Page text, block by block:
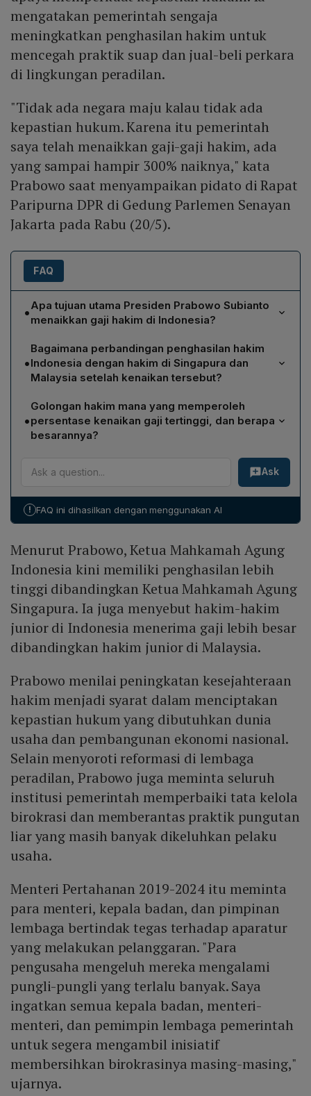
mengatakan pemerintah sengaja
meningkatkan penghasilan hakim untuk
mencegah praktik suap dan jual-beli perkara
di lingkungan peradilan.
"Tidak ada negara maju kalau tidak ada
kepastian hukum. Karena itu pemerintah
saya telah menaikkan gaji-gaji hakim, ada
yang sampai hampir 300% naiknya," kata
Prabowo saat menyampaikan pidato di Rapat
Paripurna DPR di Gedung Parlemen Senayan
Jakarta pada Rabu (20/5).
FAQ
•Apa tujuan utama Presiden Prabowo Subianto
menaikkan gaji hakim di Indonesia?
Prabowo menyatakan kenaikan gaji hakim bertujuan
memperkuat kepastian hukum, mencegah praktik suap
dan jual‑beli perkara, serta menciptakan iklim hukum
yang kondusif bagi dunia usaha dan pembangunan
ekonomi nasional.
•
Bagaimana perbandingan penghasilan hakim
Indonesia dengan hakim di Singapura dan
Malaysia setelah kenaikan tersebut?
Menurut Prabowo, Ketua Mahkamah Agung Indonesia
kini berpenghasilan lebih tinggi daripada Ketua
Mahkamah Agung Singapura, sementara hakim junior
Indonesia mendapatkan gaji lebih besar dibandingkan
hakim junior di Malaysia, berkat kenaikan hampir 300%.
•
Golongan hakim mana yang memperoleh
persentase kenaikan gaji tertinggi, dan berapa
besarannya?
Golongan hakim paling junior menerima kenaikan
terbesar, mencapai sekitar 280% dari gaji sebelumnya,
menjadikan mereka benefisiari utama dalam skema
Ask
! FAQ ini dihasilkan dengan menggunakan AI
Menurut Prabowo, Ketua Mahkamah Agung
Indonesia kini memiliki penghasilan lebih
tinggi dibandingkan Ketua Mahkamah Agung
Singapura. Ia juga menyebut hakim-hakim
junior di Indonesia menerima gaji lebih besar
dibandingkan hakim junior di Malaysia.
Prabowo menilai peningkatan kesejahteraan
hakim menjadi syarat dalam menciptakan
kepastian hukum yang dibutuhkan dunia
usaha dan pembangunan ekonomi nasional.
Selain menyoroti reformasi di lembaga
peradilan, Prabowo juga meminta seluruh
institusi pemerintah memperbaiki tata kelola
birokrasi dan memberantas praktik pungutan
liar yang masih banyak dikeluhkan pelaku
usaha.
Menteri Pertahanan 2019-2024 itu meminta
para menteri, kepala badan, dan pimpinan
lembaga bertindak tegas terhadap aparatur
yang melakukan pelanggaran. "Para
pengusaha mengeluh mereka mengalami
pungli-pungli yang terlalu banyak. Saya
ingatkan semua kepala badan, menteri-
menteri, dan pemimpin lembaga pemerintah
untuk segera mengambil inisiatif
membersihkan birokrasinya masing-masing,"
ujarnya.